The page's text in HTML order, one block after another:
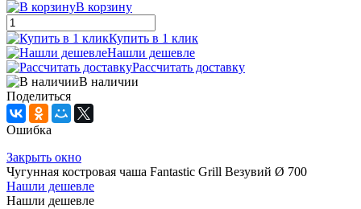
В корзину
Купить в 1 клик
Нашли дешевле
Рассчитать доставку
В наличии
Поделиться
Ошибка
Закрыть окно
Чугунная костровая чаша Fantastic Grill Везувий Ø 700
Нашли дешевле
Нашли дешевле